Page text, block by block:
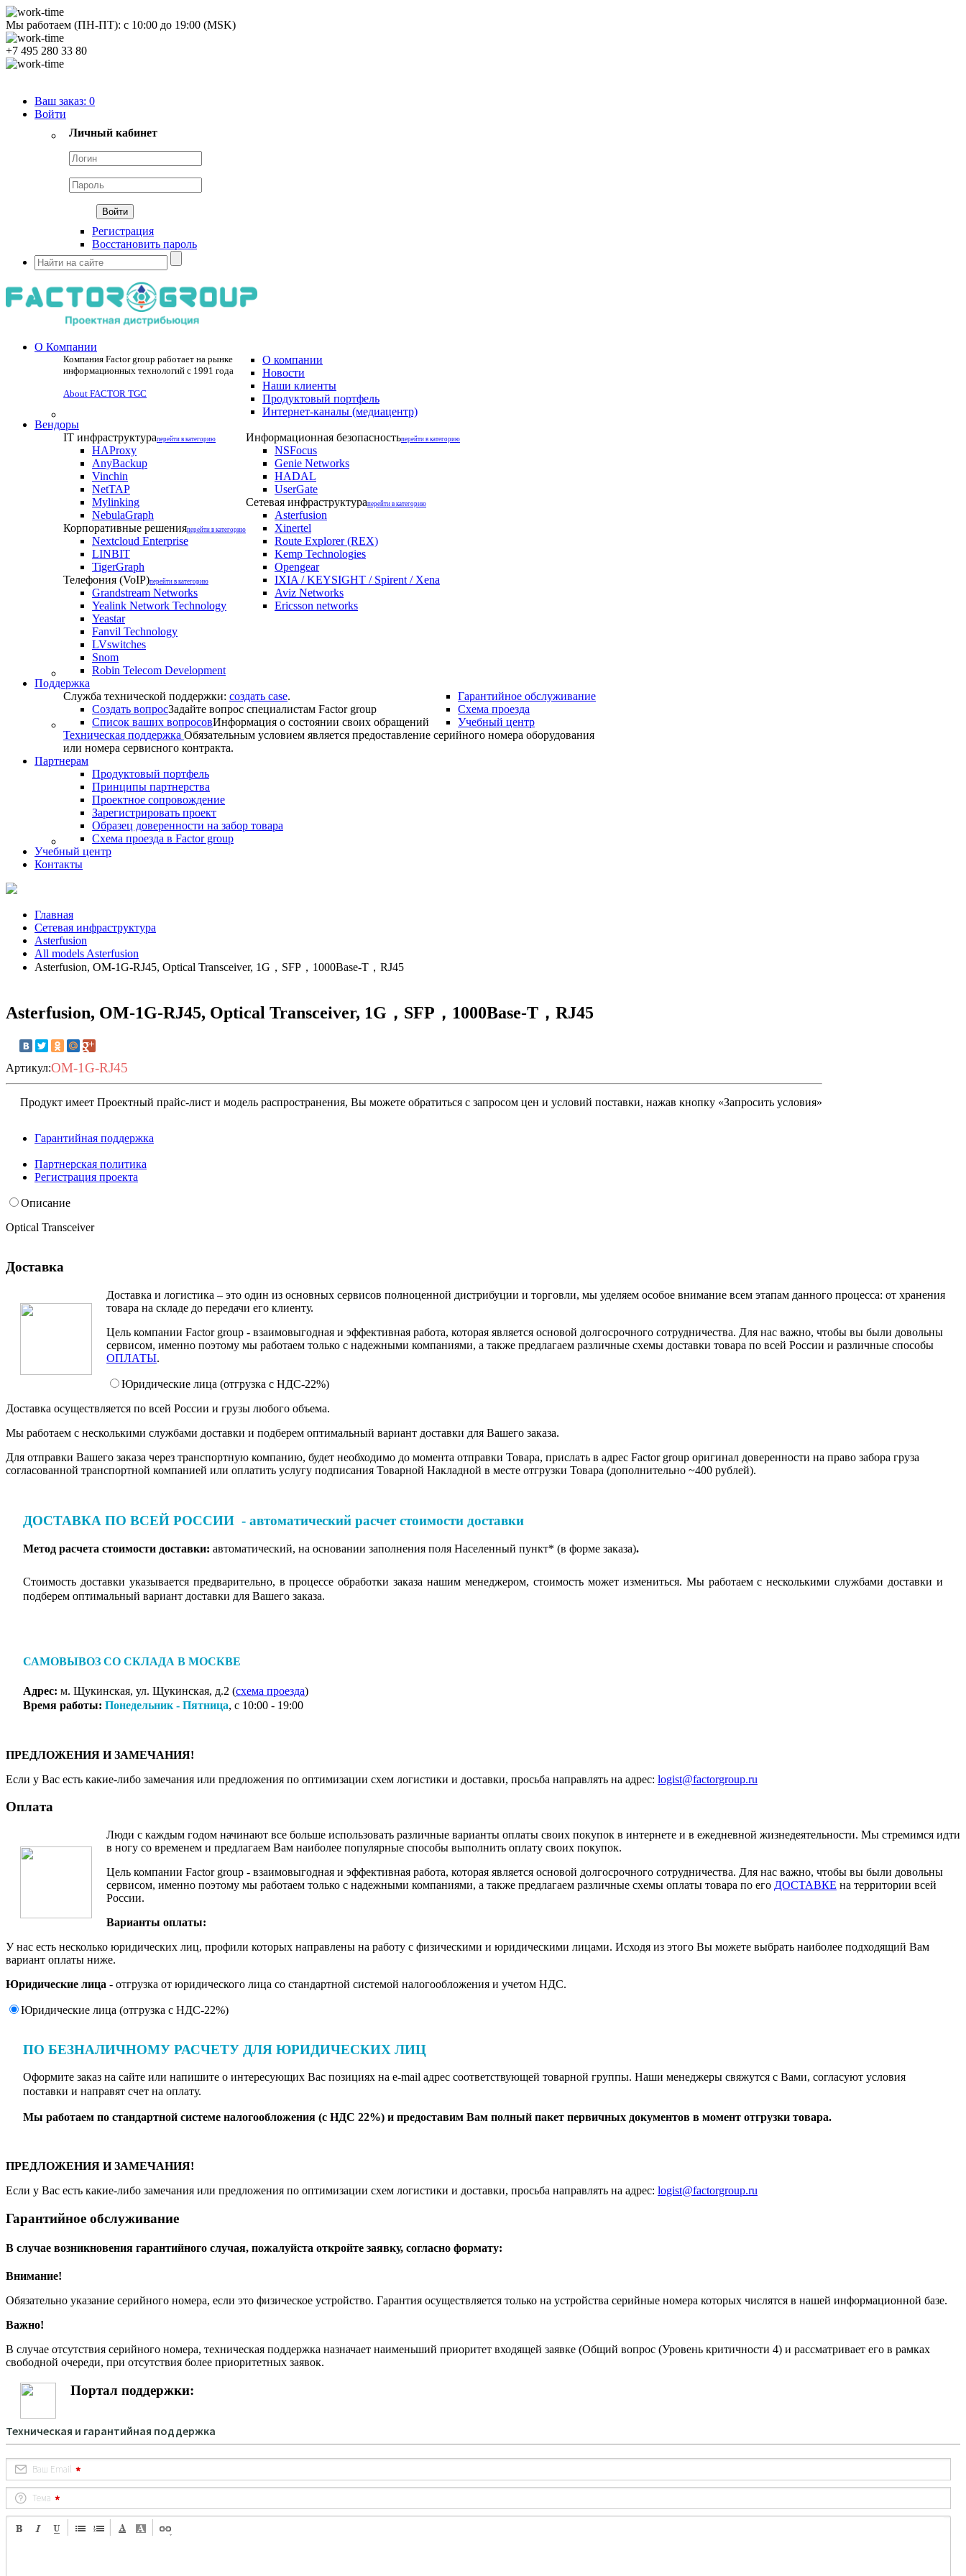
Мы работаем (ПН-ПТ): с 10:00 до 19:00 (MSK)
+7 495 280 33 80
Ваш заказ: 0
Войти
Личный кабинет
Регистрация
Восстановить пароль
О Компании
Компания Factor group работает на рынке
информационных технологий с 1991 года
About FACTOR TGC
О компании
Новости
Наши клиенты
Продуктовый портфель
Интернет-каналы (медиацентр)
Вендоры
IT инфраструктураперейти в категорию
HAProxy
AnyBackup
Vinchin
NetTAP
Mylinking
NebulaGraph
Корпоративные решенияперейти в категорию
Nextcloud Enterprise
LINBIT
TigerGraph
Телефония (VoIP)перейти в категорию
Grandstream Networks
Yealink Network Technology
Yeastar
Fanvil Technology
LVswitches
Snom
Robin Telecom Development
Информационная безопасностьперейти в категорию
NSFocus
Genie Networks
HADAL
UserGate
Сетевая инфраструктураперейти в категорию
Asterfusion
Xinertel
Route Explorer (REX)
Kemp Technologies
Opengear
IXIA / KEYSIGHT / Spirent / Xena
Aviz Networks
Ericsson networks
Поддержка
Служба технической поддержки: создать case.
Создать вопросЗадайте вопрос специалистам Factor group
Список ваших вопросовИнформация о состоянии своих обращений
Гарантийное обслуживание
Схема проезда
Учебный центр
Техническая поддержка Обязательным условием является предоставление серийного номера оборудования
или номера сервисного контракта.
Партнерам
Продуктовый портфель
Принципы партнерства
Проектное сопровождение
Зарегистрировать проект
Образец доверенности на забор товара
Схема проезда в Factor group
Учебный центр
Контакты
Главная
Сетевая инфраструктура
Asterfusion
All models Asterfusion
Asterfusion, OM-1G-RJ45, Optical Transceiver, 1G，SFP，1000Base-T，RJ45
Asterfusion, OM-1G-RJ45, Optical Transceiver, 1G，SFP，1000Base-T，RJ45
Артикул:OM-1G-RJ45
Продукт имеет Проектный прайс-лист и модель распространения, Вы можете обратиться с запросом цен и условий поставки, нажав кнопку «Запросить условия»
Гарантийная поддержка
Партнерская политика
Регистрация проекта
Описание
Optical Transceiver
Доставка
Доставка и логистика – это один из основных сервисов полноценной дистрибуции и торговли, мы уделяем особое внимание всем этапам данного процесса: от хранения
товара на складе до передачи его клиенту.
Цель компании Factor group - взаимовыгодная и эффективная работа, которая является основой долгосрочного сотрудничества. Для нас важно, чтобы вы были довольны
сервисом, именно поэтому мы работаем только с надежными компаниями, а также предлагаем различные схемы доставки товара по всей России и различные способы
ОПЛАТЫ.
Юридические лица (отгрузка c НДС-22%)
Доставка осуществляется по всей России и грузы любого объема.
Мы работаем с несколькими службами доставки и подберем оптимальный вариант доставки для Вашего заказа.
Для отправки Вашего заказа через транспортную компанию, будет необходимо до момента отправки Товара, прислать в адрес Factor group оригинал доверенности на право забора груза
согласованной транспортной компанией или оплатить услугу подписания Товарной Накладной в месте отгрузки Товара (дополнительно ~400 рублей).
ДОСТАВКА ПО ВСЕЙ РОССИИ - автоматический расчет стоимости доставки
Метод расчета стоимости доставки: автоматический, на основании заполнения поля Населенный пункт* (в форме заказа).
Стоимость доставки указывается предварительно, в процессе обработки заказа нашим менеджером, стоимость может измениться. Мы работаем с несколькими службами доставки и
подберем оптимальный вариант доставки для Вашего заказа.
САМОВЫВОЗ СО СКЛАДА В МОСКВЕ
Адрес: м. Щукинская, ул. Щукинская, д.2 (схема проезда)
Время работы: Понедельник - Пятница, с 10:00 - 19:00
ПРЕДЛОЖЕНИЯ И ЗАМЕЧАНИЯ!
Если у Вас есть какие-либо замечания или предложения по оптимизации схем логистики и доставки, просьба направлять на адрес: logist@factorgroup.ru
Оплата
Люди с каждым годом начинают все больше использовать различные варианты оплаты своих покупок в интернете и в ежедневной жизнедеятельности. Мы стремимся идти
в ногу со временем и предлагаем Вам наиболее популярные способы выполнить оплату своих покупок.
Цель компании Factor group - взаимовыгодная и эффективная работа, которая является основой долгосрочного сотрудничества. Для нас важно, чтобы вы были довольны
сервисом, именно поэтому мы работаем только с надежными компаниями, а также предлагаем различные схемы оплаты товара по его ДОСТАВКЕ на территории всей
России.
Варианты оплаты:
У нас есть несколько юридических лиц, профили которых направлены на работу с физическими и юридическими лицами. Исходя из этого Вы можете выбрать наиболее подходящий Вам
вариант оплаты ниже.
Юридические лица - отгрузка от юридического лица со стандартной системой налогообложения и учетом НДС.
Юридические лица (отгрузка c НДС-22%)
ПО БЕЗНАЛИЧНОМУ РАСЧЕТУ ДЛЯ ЮРИДИЧЕСКИХ ЛИЦ
Оформите заказ на сайте или напишите о интересующих Вас позициях на e-mail адрес соответствующей товарной группы. Наши менеджеры свяжутся с Вами, согласуют условия
поставки и направят счет на оплату.
Мы работаем по стандартной системе налогообложения (с НДС 22%) и предоставим Вам полный пакет первичных документов в момент отгрузки товара.
ПРЕДЛОЖЕНИЯ И ЗАМЕЧАНИЯ!
Если у Вас есть какие-либо замечания или предложения по оптимизации схем логистики и доставки, просьба направлять на адрес: logist@factorgroup.ru
Гарантийное обслуживание
В случае возникновения гарантийного случая, пожалуйста откройте заявку, согласно формату:
Внимание!
Обязательно указание серийного номера, если это физическое устройство. Гарантия осуществляется только на устройства серийные номера которых числятся в нашей информационной базе.
Важно!
В случае отсутствия серийного номера, техническая поддержка назначает наименьший приоритет входящей заявке (Общий вопрос (Уровень критичности 4) и рассматривает его в рамках
свободной очереди, при отсутствия более приоритетных заявок.
Портал поддержки: